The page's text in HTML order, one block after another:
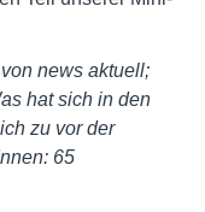
news aktuell;
hat sich in den
zu vor der
65